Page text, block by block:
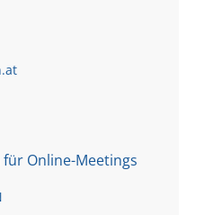
Online-Meetings